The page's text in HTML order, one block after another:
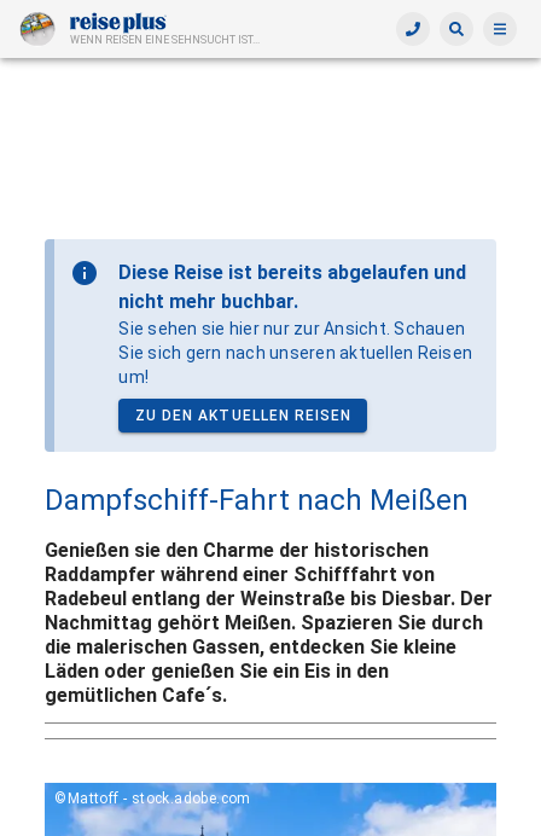
WENN REISEN EINE SEHNSUCHT IST...
Diese Reise ist bereits abgelaufen und
nicht mehr buchbar.
Sie sehen sie hier nur zur Ansicht. Schauen
Sie sich gern nach unseren aktuellen Reisen
um!
ZU DEN AKTUELLEN REISEN
Dampfschiff-Fahrt nach Meißen
Genießen sie den Charme der historischen
Raddampfer während einer Schifffahrt von
Radebeul entlang der Weinstraße bis Diesbar. Der
Nachmittag gehört Meißen. Spazieren Sie durch
die malerischen Gassen, entdecken Sie kleine
Läden oder genießen Sie ein Eis in den
gemütlichen Cafe´s.
©Mattoff - stock.adobe.com